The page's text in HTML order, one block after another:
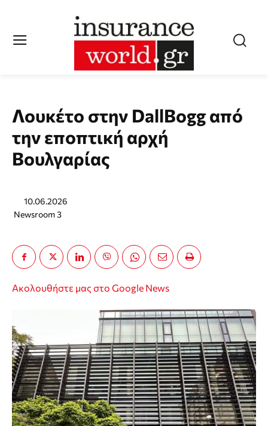
Λουκέτο στην DallBogg από
την εποπτική αρχή
Βουλγαρίας
10.06.2026
Newsroom 3
Ακολουθήστε μας στο Google News